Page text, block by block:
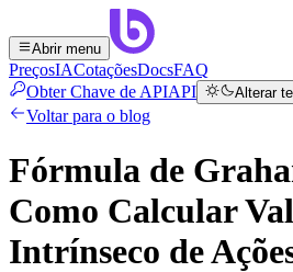
Abrir menu
PreçosIACotaçõesDocsFAQ
Obter Chave de APIAPI Alterar
Voltar para o blog
Fórmula de
Como Calcular
Intrínseco de